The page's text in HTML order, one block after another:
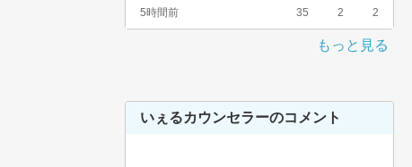
5時間前 35 2 2
もっと見る
いぇるカウンセラーのコメント